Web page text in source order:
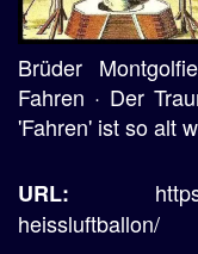
Brüder
Fahren · Der
'Fahren' ist so alt
URL:
heissluftballon/